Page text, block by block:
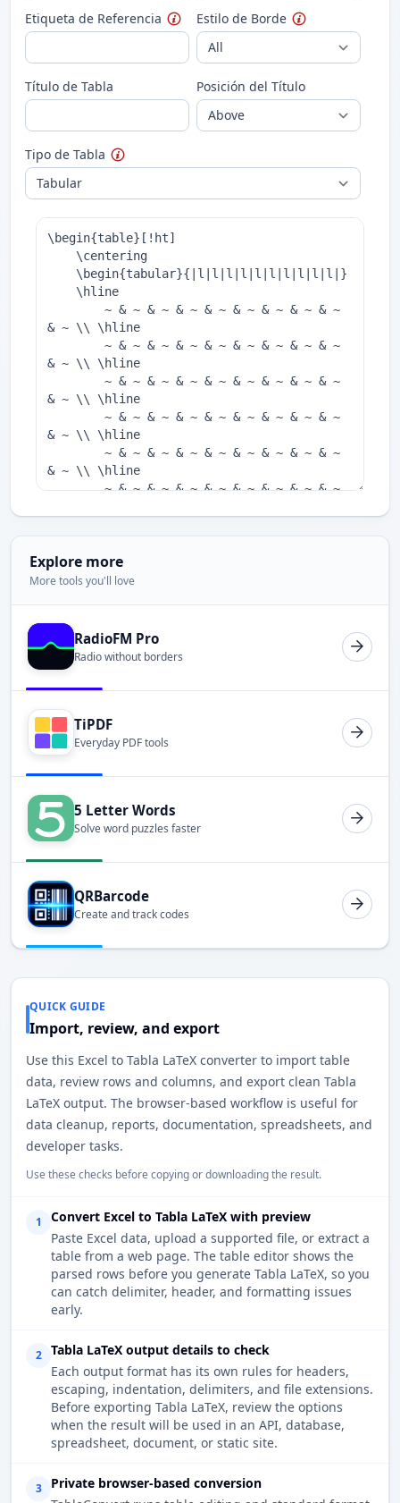
Etiqueta de Referencia Estilo de Borde
Título de Tabla Posición del Título
Tipo de Tabla
Explore more
More tools you'll love
RadioFM Pro
Radio without borders
TiPDF
Everyday PDF tools
5 Letter Words
Solve word puzzles faster
QRBarcode
Create and track codes
QUICK GUIDE
Import, review, and export
Use this Excel to Tabla LaTeX converter to import table
data, review rows and columns, and export clean Tabla
LaTeX output. The browser-based workflow is useful for
data cleanup, reports, documentation, spreadsheets, and
developer tasks.
Use these checks before copying or downloading the result.
1
Convert Excel to Tabla LaTeX with preview
Paste Excel data, upload a supported file, or extract a
table from a web page. The table editor shows the
parsed rows before you generate Tabla LaTeX, so you
can catch delimiter, header, and formatting issues
early.
2
Tabla LaTeX output details to check
Each output format has its own rules for headers,
escaping, indentation, delimiters, and file extensions.
Before exporting Tabla LaTeX, review the options
when the result will be used in an API, database,
spreadsheet, document, or static site.
3
Private browser-based conversion